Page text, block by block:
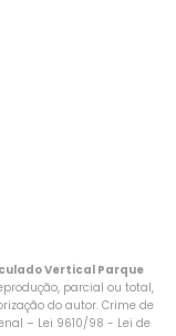
Vertical Parque
parcial ou total,
do autor. Crime de
– Lei 9610/98 - Lei de